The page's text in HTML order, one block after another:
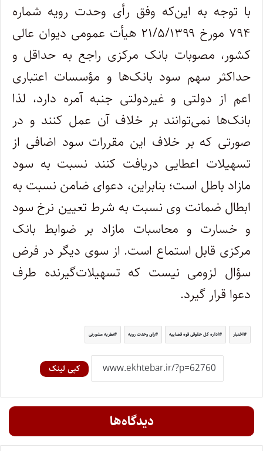
با توجه به این‌که وفق رأی وحدت رویه شماره
۷۹۴ مورخ ۲۱/۵/۱۳۹۹ هیأت عمومی دیوان عالی
کشور، مصوبات بانک مرکزی راجع به حداقل و
حداکثر سهم سود بانک‌ها و مؤسسات اعتباری
اعم از دولتی و غیردولتی جنبه آمره دارد، لذا
بانک‌ها نمی‌توانند بر خلاف آن عمل کنند و در
صورتی که بر خلاف این مقررات سود اضافی از
تسهیلات اعطایی دریافت کنند نسبت به سود
مازاد باطل است؛ بنابراین، دعوای ضامن نسبت به
ابطال ضمانت وی نسبت به شرط تعیین نرخ سود
و خسارت و محاسبات مازاد بر ضوابط بانک
مرکزی قابل استماع است. از سوی دیگر در فرض
سؤال لزومی نیست که تسهیلات‌‌گیرنده طرف
دعوا قرار گیرد.
اختبار اداره کل حقوقی قوه قضاییه رای وحدت رویه نظریه مشورتی
کپی لینک
دیدگاه‌ها